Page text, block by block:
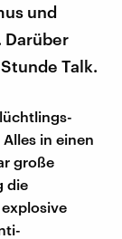
und
Darüber
Talk.
in einen
große
die